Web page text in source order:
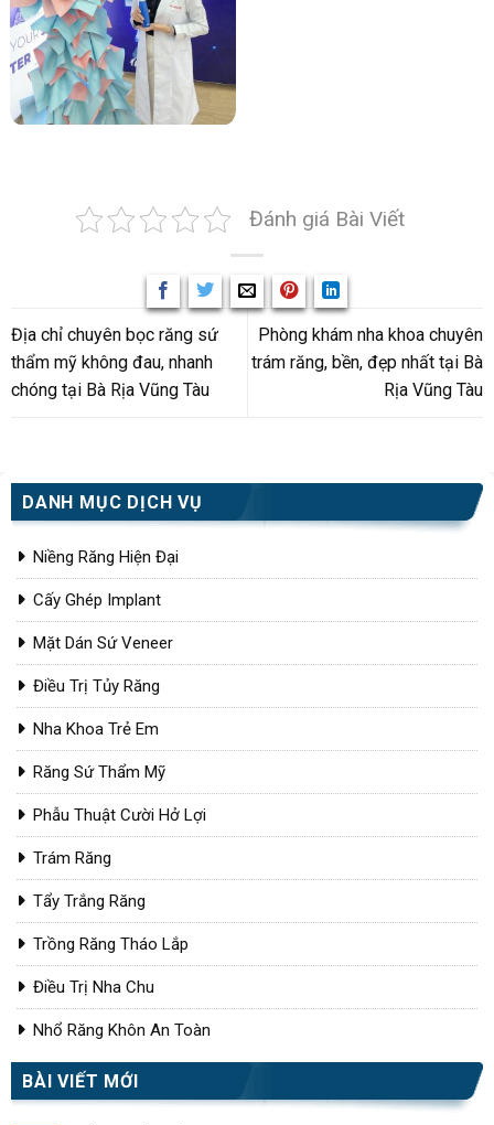
Đánh giá Bài Viết
Địa chỉ chuyên bọc răng sứ
thẩm mỹ không đau, nhanh
chóng tại Bà Rịa Vũng Tàu
Phòng khám nha khoa chuyên
trám răng, bền, đẹp nhất tại Bà
Rịa Vũng Tàu
DANH MỤC DỊCH VỤ
Niềng Răng Hiện Đại
Cấy Ghép Implant
Mặt Dán Sứ Veneer
Điều Trị Tủy Răng
Nha Khoa Trẻ Em
Răng Sứ Thẩm Mỹ
Phẫu Thuật Cười Hở Lợi
Trám Răng
Tẩy Trắng Răng
Trồng Răng Tháo Lắp
Điều Trị Nha Chu
Nhổ Răng Khôn An Toàn
BÀI VIẾT MỚI